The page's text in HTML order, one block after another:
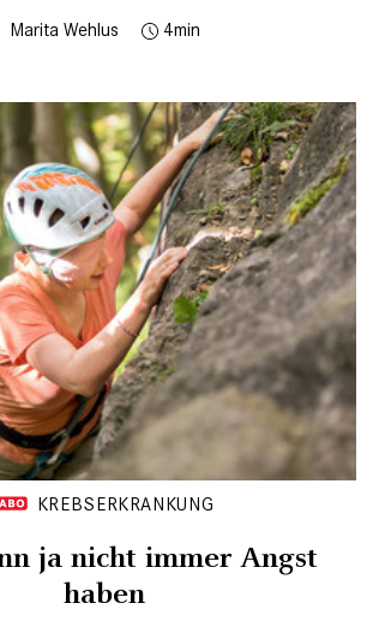
Marita Wehlus 4
KREBSERKRANKUNG
ja nicht immer Angst
haben